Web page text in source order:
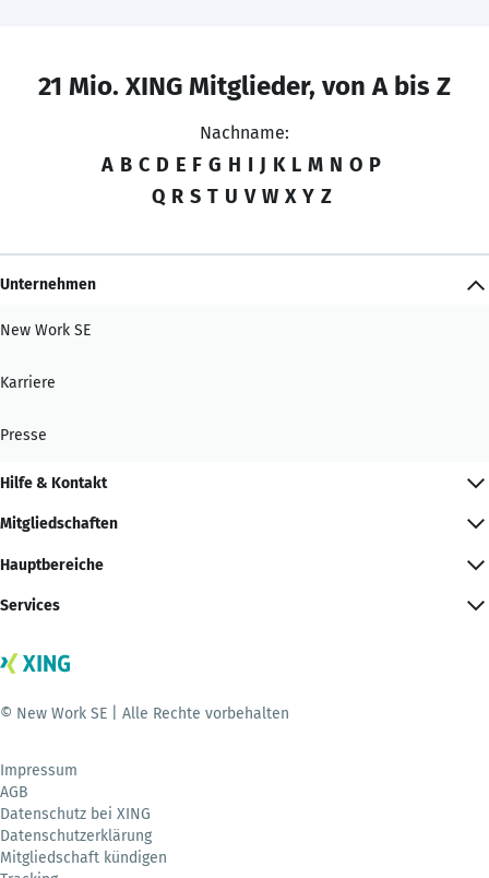
21 Mio. XING Mitglieder, von A bis Z
Nachname:
A B C D E F G H I J K L M N O P
Q R S T U V W X Y Z
Unternehmen
New Work SE
Karriere
Presse
Hilfe & Kontakt
Mitgliedschaften
Hauptbereiche
Services
© New Work SE | Alle Rechte vorbehalten
Impressum
AGB
Datenschutz bei XING
Datenschutzerklärung
Mitgliedschaft kündigen